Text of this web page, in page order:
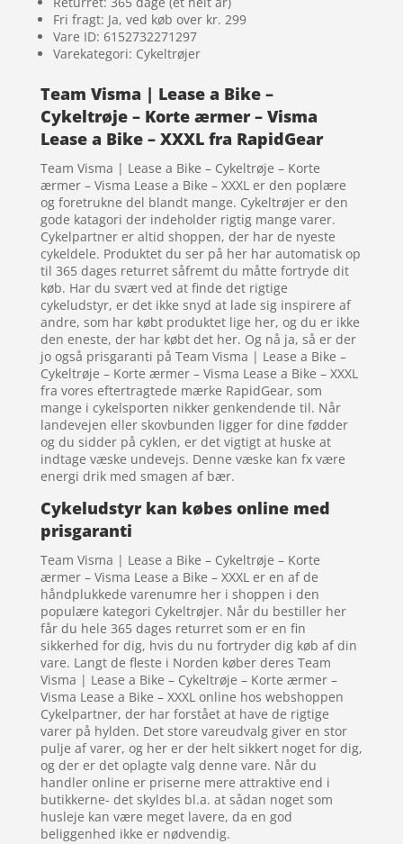
Fri fragt: Ja, ved køb over kr. 299
Vare ID: 6152732271297
Varekategori: Cykeltrøjer
Team Visma | Lease a Bike –
Cykeltrøje – Korte ærmer – Visma
Lease a Bike – XXXL fra RapidGear
Team Visma | Lease a Bike – Cykeltrøje – Korte
ærmer – Visma Lease a Bike – XXXL er den poplære
og foretrukne del blandt mange. Cykeltrøjer er den
gode katagori der indeholder rigtig mange varer.
Cykelpartner er altid shoppen, der har de nyeste
cykeldele. Produktet du ser på her har automatisk op
til 365 dages returret såfremt du måtte fortryde dit
køb. Har du svært ved at finde det rigtige
cykeludstyr, er det ikke snyd at lade sig inspirere af
andre, som har købt produktet lige her, og du er ikke
den eneste, der har købt det her. Og nå ja, så er der
jo også prisgaranti på Team Visma | Lease a Bike –
Cykeltrøje – Korte ærmer – Visma Lease a Bike – XXXL
fra vores eftertragtede mærke RapidGear, som
mange i cykelsporten nikker genkendende til. Når
landevejen eller skovbunden ligger for dine fødder
og du sidder på cyklen, er det vigtigt at huske at
indtage væske undevejs. Denne væske kan fx være
energi drik med smagen af bær.
Cykeludstyr kan købes online med
prisgaranti
Team Visma | Lease a Bike – Cykeltrøje – Korte
ærmer – Visma Lease a Bike – XXXL er en af de
håndplukkede varenumre her i shoppen i den
populære kategori Cykeltrøjer. Når du bestiller her
får du hele 365 dages returret som er en fin
sikkerhed for dig, hvis du nu fortryder dig køb af din
vare. Langt de fleste i Norden køber deres Team
Visma | Lease a Bike – Cykeltrøje – Korte ærmer –
Visma Lease a Bike – XXXL online hos webshoppen
Cykelpartner, der har forstået at have de rigtige
varer på hylden. Det store vareudvalg giver en stor
pulje af varer, og her er der helt sikkert noget for dig,
og der er det oplagte valg denne vare. Når du
handler online er priserne mere attraktive end i
butikkerne- det skyldes bl.a. at sådan noget som
husleje kan være meget lavere, da en god
beliggenhed ikke er nødvendig.